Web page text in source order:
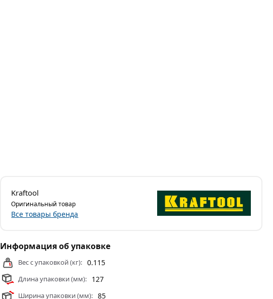
Kraftool
Оригинальный товар
Все товары бренда
Информация об упаковке
Вес с упаковкой (кг): 0.115
Длина упаковки (мм): 127
Ширина упаковки (мм): 85